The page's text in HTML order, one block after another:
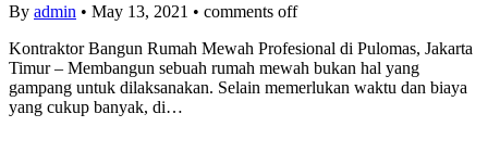
By admin • May 13, 2021 • comments off
Kontraktor Bangun Rumah Mewah Profesional di Pulomas, Jakarta
Timur – Membangun sebuah rumah mewah bukan hal yang
gampang untuk dilaksanakan. Selain memerlukan waktu dan biaya
yang cukup banyak, di…